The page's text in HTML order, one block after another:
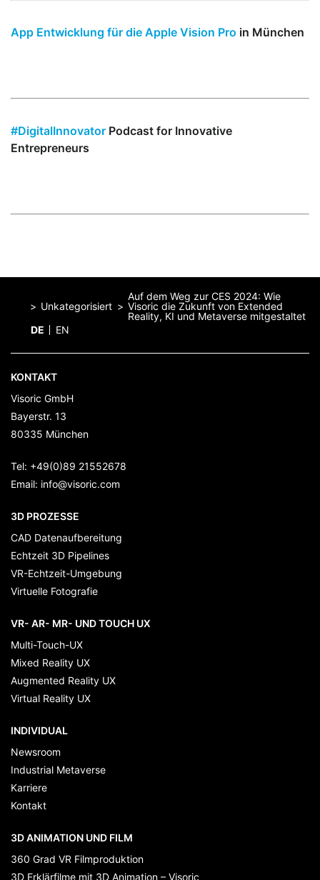
App Entwicklung für die Apple Vision Pro in München
#DigitalInnovator Podcast for Innovative
Entrepreneurs
Home
Unkategorisiert
Auf dem Weg zur CES 2024: Wie
Visoric die Zukunft von Extended
Reality, KI und Metaverse mitgestaltet
DE
EN
KONTAKT
Visoric GmbH
Bayerstr. 13
80335 München
Tel: +49(0)89 21552678
Email: info@visoric.com
3D PROZESSE
CAD Datenaufbereitung
Echtzeit 3D Pipelines
VR-Echtzeit-Umgebung
Virtuelle Fotografie
VR- AR- MR- UND TOUCH UX
Multi-Touch-UX
Mixed Reality UX
Augmented Reality UX
Virtual Reality UX
INDIVIDUAL
Newsroom
Industrial Metaverse
Karriere
Kontakt
3D ANIMATION UND FILM
360 Grad VR Filmproduktion
3D Erklärfilme mit 3D Animation – Visoric